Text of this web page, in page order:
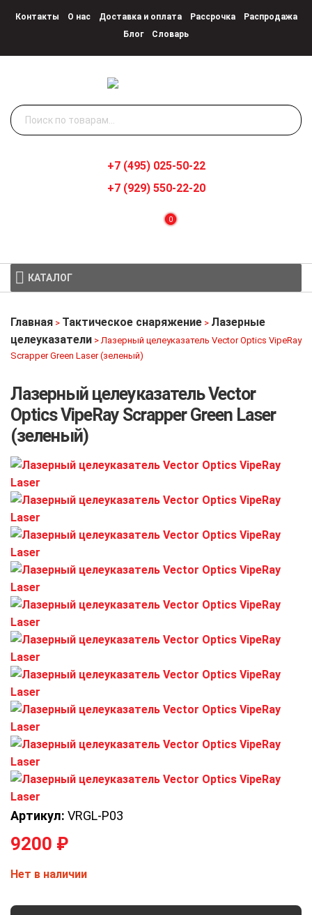
Контакты О нас Доставка и оплата Рассрочка
Распродажа
Блог
Словарь
Искать:
0
+7 (495) 025-50-22
+7 (929) 550-22-20
КАТАЛОГ
Главная > Тактическое снаряжение > Лазерные
целеуказатели > Лазерный целеуказатель Vector Optics VipeRay
Scrapper Green Laser (зеленый)
Лазерный целеуказатель Vector
Optics VipeRay Scrapper Green Laser
(зеленый)
Артикул: VRGL-P03
9200 ₽
Нет в наличии